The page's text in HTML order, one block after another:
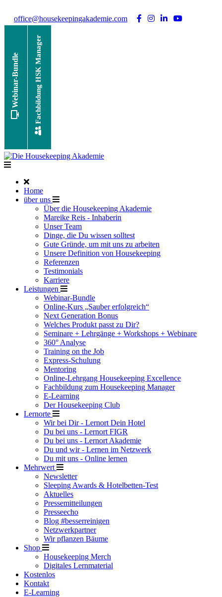
office@housekeepingakademie.com
Webinar-Bundle Fachbildung HSK Manager
Home
über uns
Über die Housekeeping Akademie
Mareike Reis - Inhaberin
Unser Team
Dinge, die Du wissen solltest
Gute Gründe, um mit uns zu arbeiten
Unsere Definition von Housekeeping
Referenzen
Testimonials
Karriere
Leistungen
Webinar-Bundle
Online-Kurs „Sauber erfolgreich“
Next Generation Bonus
Welches Produkt passt zu Dir?
Seminare + Lehrgänge + Workshops + Webinare
360° Analyse
Training on the Job
Express-Schulung
Mentoring
Online-Lehrgang Housekeeping Excellence
Fachbildung zum Housekeeping Manager
E-Learning
Der Housekeeping Club
Lernorte
Wir bei Dir - Lernort Dein Hotel
Du bei uns - Lernort FIGR
Du bei uns - Lernort Akademie
Du und wir - Lernen im Netzwerk
Du mit uns - Online lernen
Mehrwert
Newsletter
Sleeping Awards & Hotelbetten-Test
Aktuelles
Pressemitteilungen
Presseecho
Blog #besserreinigen
Netzwerkpartner
Wir pflanzen Bäume
Shop
Housekeeping Merch
Digitales Lernmaterial
Kostenlos
Kontakt
E-Learning